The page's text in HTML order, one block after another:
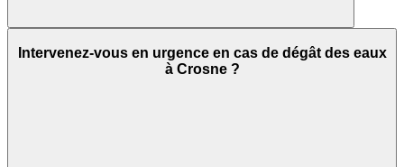
Intervenez-vous en urgence en cas de dégât des eaux
à Crosne ?